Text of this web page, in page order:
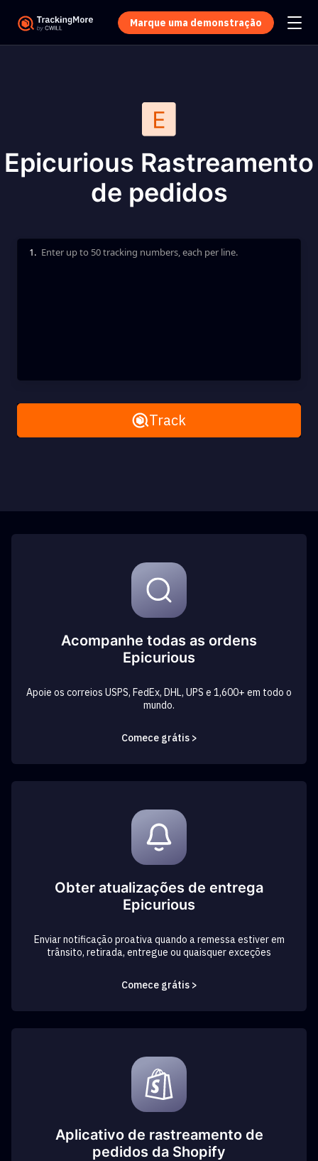
Marque uma demonstração
Epicurious Rastreamento
de pedidos
Enter up to 50 tracking numbers, each per line.
1.
Remove AllTrack
Acompanhe todas as ordens
Epicurious
Apoie os correios USPS, FedEx, DHL, UPS e 1,600+ em todo o
mundo.
Comece grátis >
Obter atualizações de entrega
Epicurious
Enviar notificação proativa quando a remessa estiver em
trânsito, retirada, entregue ou quaisquer exceções
Comece grátis >
Aplicativo de rastreamento de
pedidos da Shopify